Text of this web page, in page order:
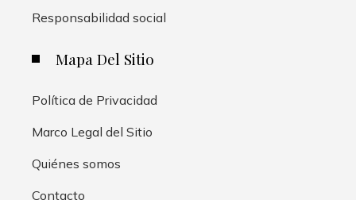
Responsabilidad social
Mapa Del Sitio
Política de Privacidad
Marco Legal del Sitio
Quiénes somos
Contacto